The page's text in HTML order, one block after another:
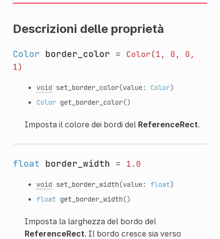
Descrizioni delle proprietà
Color border_color = Color(1, 0,
0,
1)
void set_border_color(value: Color)
Color get_border_color()
Imposta il colore dei bordi del ReferenceRect.
float border_width = 1.0
void set_border_width(value: float)
float get_border_width()
Imposta la larghezza del bordo del
ReferenceRect. Il bordo cresce sia verso